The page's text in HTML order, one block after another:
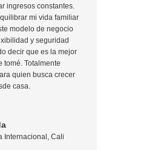
ingresos constantes.
mi vida familiar
modelo de negocio
y seguridad
decir que es la mejor
tomé. Totalmente
quien busca crecer
casa.
Internacional, Cali